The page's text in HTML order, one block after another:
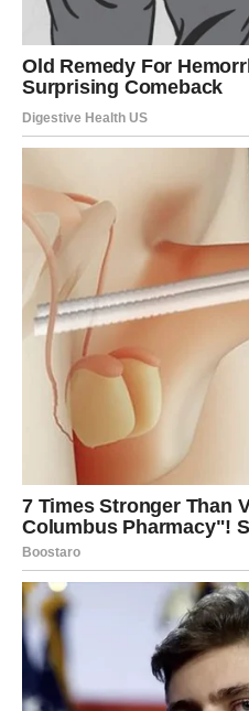
iskrenosti, više spontanosti,
se rešava tema koja je dugo
bez dramatike.
Za neke Strelčeve, do
prošlosti – ali sada ti vidiš
druga šansa ili samo test.
POSAO I NOVAC
Strelac do sredine marta
promenu:
nova saradnja,
posao sa inostranstvom ili
ideja koja odjednom dobija
ili prilika koja dolazi kroz
Ono što je stajalo – kreće.
postaje „da“.
Karmička poruka za Strelca:
Kada si prestao da sumnjaš